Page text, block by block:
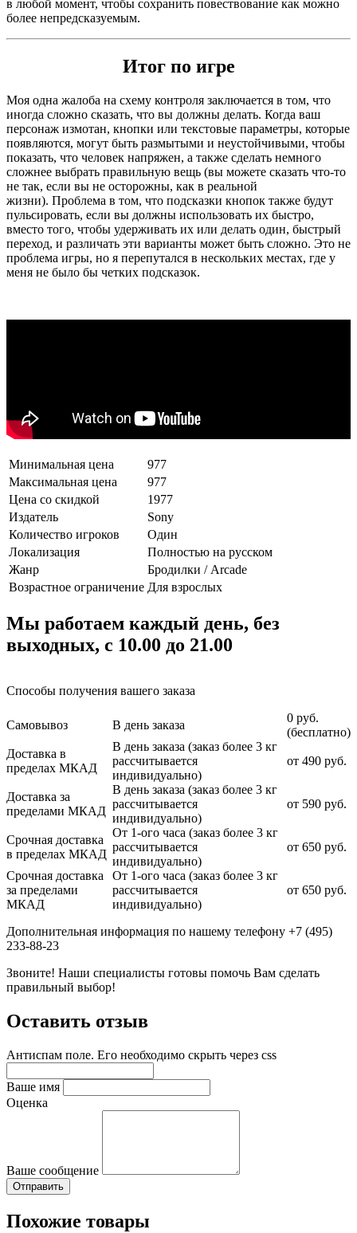
в любой момент, чтобы сохранить повествование как можно
более непредсказуемым.
Итог по игре
Моя одна жалоба на схему контроля заключается в том, что
иногда сложно сказать, что вы должны делать. Когда ваш
персонаж измотан, кнопки или текстовые параметры, которые
появляются, могут быть размытыми и неустойчивыми, чтобы
показать, что человек напряжен, а также сделать немного
сложнее выбрать правильную вещь (вы можете сказать что-то
не так, если вы не осторожны, как в реальной
жизни). Проблема в том, что подсказки кнопок также будут
пульсировать, если вы должны использовать их быстро,
вместо того, чтобы удерживать их или делать один, быстрый
переход, и различать эти варианты может быть сложно. Это не
проблема игры, но я перепутался в нескольких местах, где у
меня не было бы четких подсказок.
Минимальная цена
977
Максимальная цена
977
Цена со скидкой
1977
Издатель
Sony
Количество игроков
Один
Локализация
Полностью на русском
Жанр
Бродилки / Arcade
Возрастное ограничение Для взрослых
Мы работаем каждый день, без
выходных, с 10.00 до 21.00
Способы получения вашего заказа
Самовывоз В день заказа
0 руб.
(бесплатно)
Доставка в
пределах МКАД
В день заказа (заказ более 3 кг
рассчитывается
индивидуально)
от 490 руб.
Доставка за
пределами МКАД
В день заказа (заказ более 3 кг
рассчитывается
индивидуально)
от 590 руб.
Срочная доставка
в пределах МКАД
От 1-ого часа (заказ более 3 кг
рассчитывается
индивидуально)
от 650 руб.
Срочная доставка
за пределами
МКАД
От 1-ого часа (заказ более 3 кг
рассчитывается
индивидуально)
от 650 руб.
Дополнительная информация по нашему телефону +7 (495)
233-88-23
Звоните! Наши специалисты готовы помочь Вам сделать
правильный выбор!
Оставить отзыв
Антиспам поле. Его необходимо скрыть через css
Ваше имя
Оценка
Ваше сообщение
Похожие товары